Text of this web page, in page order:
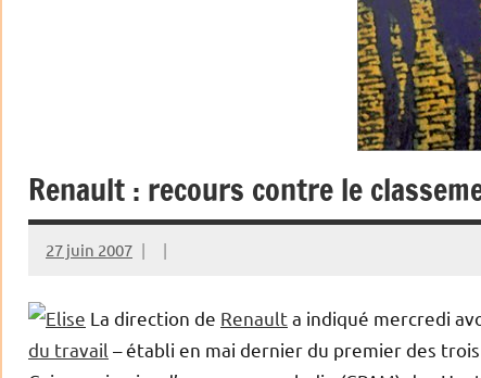
Renault : recours contre le
27 juin 2007
La direction de Renaulta indiqué mercredi
du travail – établi en mai dernier du premier des